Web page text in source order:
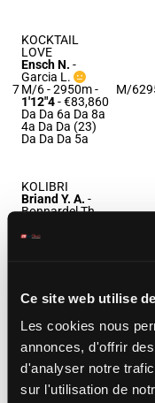
Ce site web utilise
Les cookies nous
annonces, d'offrir
d'analyser notre
sur l'utilisation de
7
KOCKTAIL
LOVE
Ensch N. -
Garcia L.
M/6 - 2950m-
1'12"4- €83,860
Da Da 6a Da 8a
4a Da Da (23)
Da Da Da 5a
M/6
KOLIBRI
Briand Y. A. -
Bonnardel Th.
H/6 - 2950m
KILLER QUICK
Prudhon E.
H/5 - 2950m-
1'12"6-
H/5